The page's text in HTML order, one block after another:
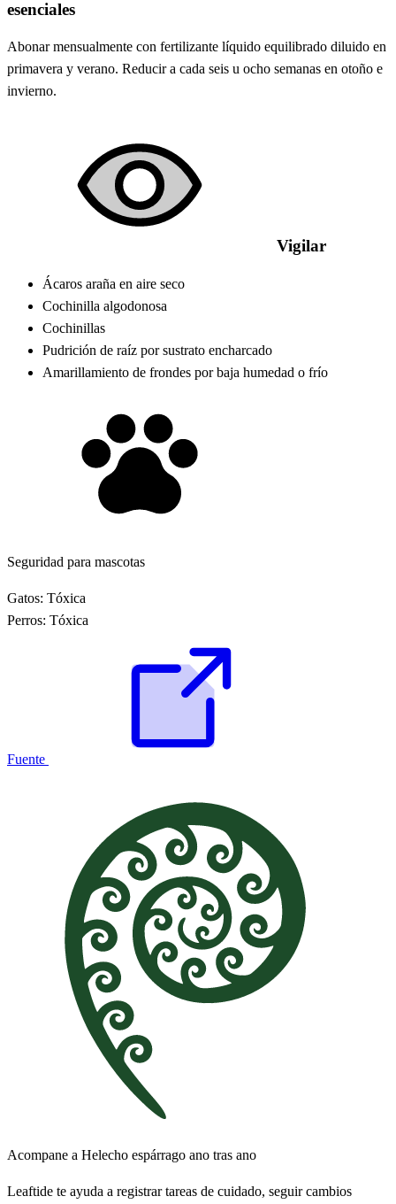
esenciales
Abonar mensualmente con fertilizante líquido equilibrado diluido en
primavera y verano. Reducir a cada seis u ocho semanas en otoño e
invierno.
Vigilar
Ácaros araña en aire seco
Cochinilla algodonosa
Cochinillas
Pudrición de raíz por sustrato encharcado
Amarillamiento de frondes por baja humedad o frío
Seguridad para mascotas
Gatos: Tóxica
Perros: Tóxica
Fuente
Acompane a Helecho espárrago ano tras ano
Leaftide te ayuda a registrar tareas de cuidado, seguir cambios